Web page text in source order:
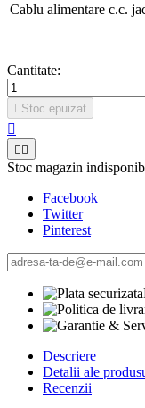
Cablu alimentare c.c.
Cantitate:
 Stoc epuizat

 
Stoc magazin
Facebook
Twitter
Pinterest
Descriere
Detalii ale
Recenzii